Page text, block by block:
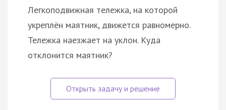
Легкоподвижная тележка, на которой
укреплён маятник, движется равномерно.
Тележка наезжает на уклон. Куда
отклонится маятник?